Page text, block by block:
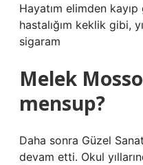
Hayatım elimden
hastalığım keklik gibi,
sigaram
Melek
mensup?
Daha sonra Güzel
devam etti. Okul